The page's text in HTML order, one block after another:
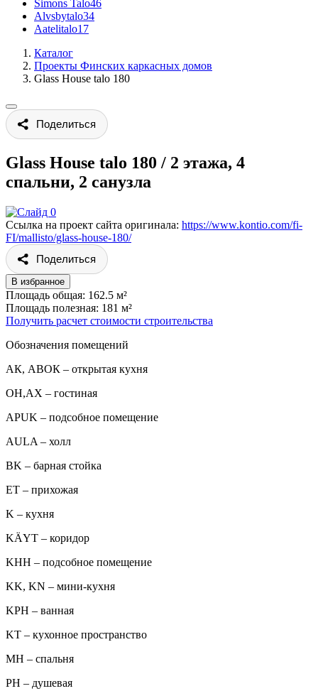
Simons Talo46
Alvsbytalo34
Aatelitalo17
Каталог
Проекты Финских каркасных домов
Glass House talo 180
Поделиться
Glass House talo 180 / 2 этажа, 4
спальни, 2 санузла
Ссылка на проект сайта оригинала: https://www.kontio.com/fi-
FI/mallisto/glass-house-180/
Поделиться
В избранное
Площадь общая: 162.5 м²
Площадь полезная: 181 м²
Получить расчет стоимости строительства
Обозначения помещений
АК, АВОК – открытая кухня
ОН,AX – гостиная
APUK – подсобное помещение
AULA – холл
BK – барная стойка
ET – прихожая
K – кухня
KÄYT – коридор
KHH – подсобное помещение
KK, KN – мини-кухня
KPH – ванная
KT – кухонное пространство
MH – спальня
PH – душевая